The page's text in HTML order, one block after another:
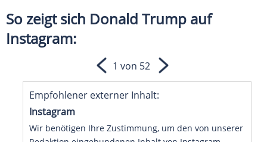
So zeigt sich Donald Trump auf
Instagram:
Empfohlener externer Inhalt:
Instagram
Wir benötigen Ihre Zustimmung, um den von unserer
1 von 52